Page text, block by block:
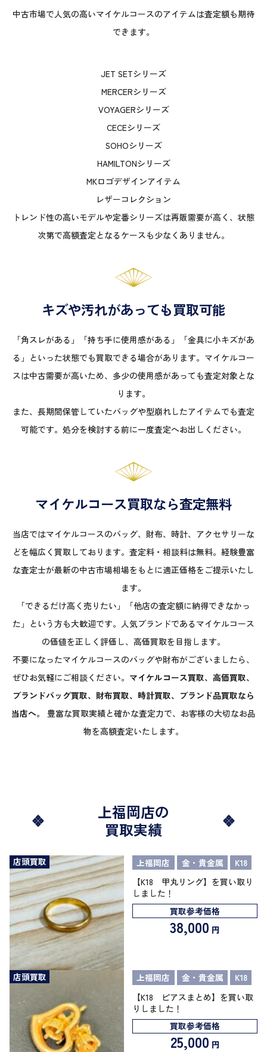
中古市場で人気の高いマイケルコースのアイテムは査定額も期待
できます。
JET SETシリーズ
MERCERシリーズ
VOYAGERシリーズ
CECEシリーズ
SOHOシリーズ
HAMILTONシリーズ
MKロゴデザインアイテム
レザーコレクション
トレンド性の高いモデルや定番シリーズは再販需要が高く、状態
次第で高額査定となるケースも少なくありません。
キズや汚れがあっても買取可能
「角スレがある」「持ち手に使用感がある」「金具に小キズがあ
る」といった状態でも買取できる場合があります。マイケルコー
スは中古需要が高いため、多少の使用感があっても査定対象とな
ります。
また、長期間保管していたバッグや型崩れしたアイテムでも査定
可能です。処分を検討する前に一度査定へお出しください。
マイケルコース買取なら査定無料
当店ではマイケルコースのバッグ、財布、時計、アクセサリーな
どを幅広く買取しております。査定料・相談料は無料。経験豊富
な査定士が最新の中古市場相場をもとに適正価格をご提示いたし
ます。
「できるだけ高く売りたい」「他店の査定額に納得できなかっ
た」という方も大歓迎です。人気ブランドであるマイケルコース
の価値を正しく評価し、高価買取を目指します。
不要になったマイケルコースのバッグや財布がございましたら、
ぜひお気軽にご相談ください。 マイケルコース買取、高価買取、
ブランドバッグ買取、財布買取、時計買取、ブランド品買取なら
当店へ。
豊富な買取実績と確かな査定力で、お客様の大切なお品
物を高額査定いたします。
上福岡店の
買取実績
店頭買取 上福岡店 金・貴金属
K18
【K18 甲丸リング】を買い取り
しました！
買取参考価格
38,000 円
店頭買取 上福岡店 金・貴金属
K18
【K18 ピアスまとめ】を買い取
りしました！
買取参考価格
25,000 円